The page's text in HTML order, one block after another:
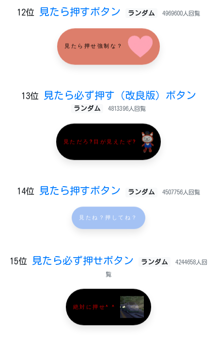
12位 見たら押すボタン ランダム 4969600人回覧
見たら押せ強制な？
13位 見たら必ず押す（改良版）ボタン
ランダム 4813396人回覧
見ただろ?目が見えたぞ?
14位 見たら押すボタン ランダム 4507756人回覧
見たね？押してね？
15位 見たら必ず押せボタン ランダム 4244658人回
覧
絶対に押せ^ ^